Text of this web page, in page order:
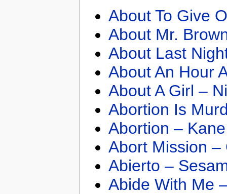
About To Give
About Mr.
About Last
About An Hour
About A Girl –
Abortion Is
Abortion –
Abort Mission –
Abierto –
Abide With Me